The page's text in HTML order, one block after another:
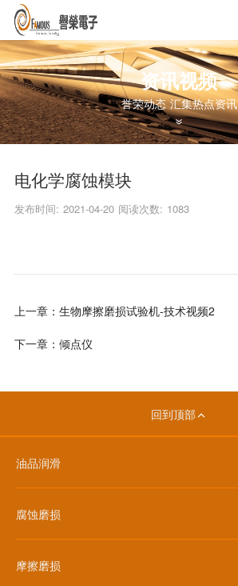
资讯视频
誉荣动态 汇集热点资讯
电化学腐蚀模块
发布时间: 2021-04-20 阅读次数: 1083
上一章：生物摩擦磨损试验机-技术视频2
下一章：倾点仪
回到顶部
油品润滑
腐蚀磨损
摩擦磨损